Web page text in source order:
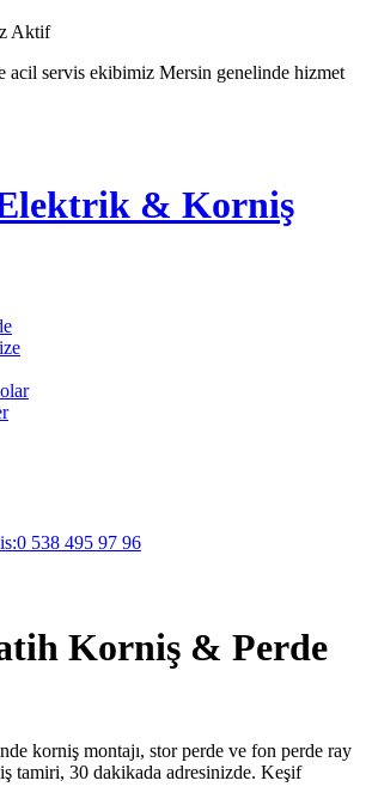
Aktif
acil servis ekibimiz Mersin genelinde hizmet
& Korniş
0 538 495 97 96
Korniş & Perde
korniş montajı, stor perde ve fon perde ray
tamiri, 30 dakikada adresinizde. Keşif